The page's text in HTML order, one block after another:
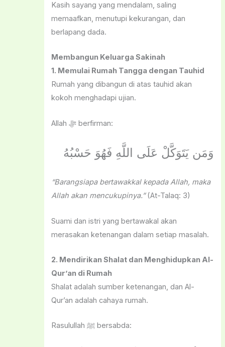
Kasih sayang yang mendalam, saling
memaafkan, menutupi kekurangan, dan
berlapang dada.
Membangun Keluarga Sakinah
1. Memulai Rumah Tangga dengan Tauhid
Rumah yang dibangun di atas tauhid akan
kokoh menghadapi ujian.
Allah ﷻ berfirman:
وَمَن يَتَوَكَّلْ عَلَى اللَّهِ فَهُوَ حَسْبُهُ
“Barangsiapa bertawakkal kepada Allah, maka
Allah akan mencukupinya.”(At-Talaq: 3)
Suami dan istri yang bertawakal akan
merasakan ketenangan dalam setiap masalah.
2. Mendirikan Shalat dan Menghidupkan Al-
Qur’an di Rumah
Shalat adalah sumber ketenangan, dan Al-
Qur’an adalah cahaya rumah.
Rasulullah ﷺ bersabda: